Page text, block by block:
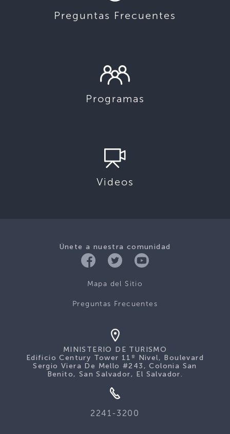
Preguntas Frecuentes
Programas
Videos
Únete a nuestra comunidad
Mapa del Sitio
Preguntas Frecuentes
MINISTERIO DE TURISMO
Edificio Century Tower 11º Nivel, Boulevard
Sergio Viera De Mello #243, Colonia San
Benito, San Salvador, El Salvador.
2241-3200